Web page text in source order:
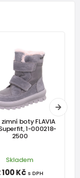
boty FLAVIA
1-000218-
2500
Skladem
100 Kč s DPH